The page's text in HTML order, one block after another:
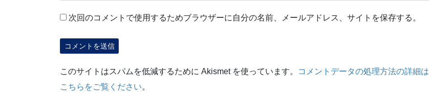
次回のコメントで使用するためブラウザーに自分の名前、メールアドレス、サイトを保存する。
このサイトはスパムを低減するために Akismet を使っています。
コメントデータの処理方法の詳細は
こちらをご覧ください。